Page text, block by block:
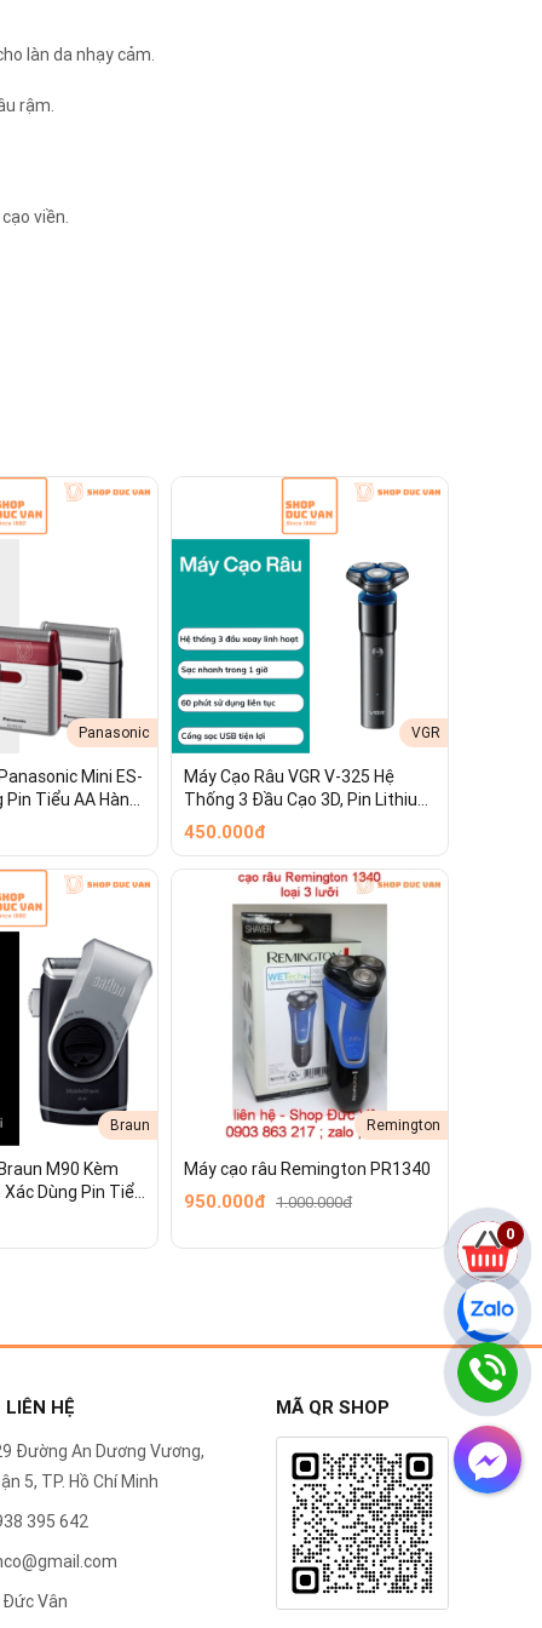
làn da nhạy cảm.
rậm.
viền.
Panasonic
Mini ES-
Tiểu AA Hàng
Hãng
VGR
Máy Cạo Râu VGR V-325 Hệ
Thống 3 Đầu Cạo 3D, Pin Lithium
500mah, Sạc USB Tiện Lợi
450.000đ
Braun
M90 Kèm
Dùng Pin Tiểu
Remington
Máy cạo râu Remington PR1340
950.000đ 1.000.000đ
HỆ
Đường An Dương Vương,
5, TP. Hồ Chí Minh
395 642
Vân
MÃ QR SHOP
0